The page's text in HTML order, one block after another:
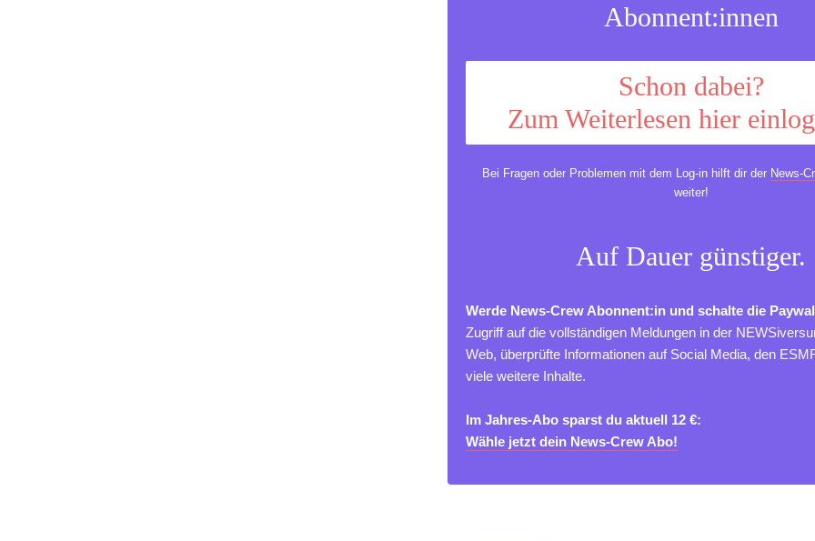
Abonnent:innen
Schon dabei?
Zum Weiterlesen hier
Bei Fragen oder Problemen mit dem Log-in hilft dir der News-
weiter!
Auf Dauer günstiger.
Werde News-Crew Abonnent:in und schalte die
Zugriff auf die vollständigen Meldungen in der
Web, überprüfte Informationen auf Social Media, den
viele weitere Inhalte.
Im Jahres-Abo sparst du aktuell 12 €:
Wähle jetzt dein News-Crew Abo!